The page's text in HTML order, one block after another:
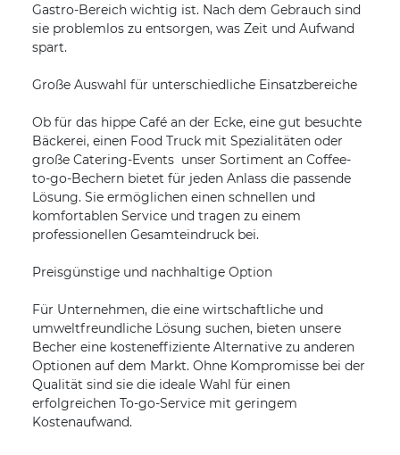
Gastro-Bereich wichtig ist. Nach dem Gebrauch sind
sie problemlos zu entsorgen, was Zeit und Aufwand
spart.
Große Auswahl für unterschiedliche Einsatzbereiche
Ob für das hippe Café an der Ecke, eine gut besuchte
Bäckerei, einen Food Truck mit Spezialitäten oder
große Catering-Events  unser Sortiment an Coffee-
to-go-Bechern bietet für jeden Anlass die passende
Lösung. Sie ermöglichen einen schnellen und
komfortablen Service und tragen zu einem
professionellen Gesamteindruck bei.
Preisgünstige und nachhaltige Option
Für Unternehmen, die eine wirtschaftliche und
umweltfreundliche Lösung suchen, bieten unsere
Becher eine kosteneffiziente Alternative zu anderen
Optionen auf dem Markt. Ohne Kompromisse bei der
Qualität sind sie die ideale Wahl für einen
erfolgreichen To-go-Service mit geringem
Kostenaufwand.